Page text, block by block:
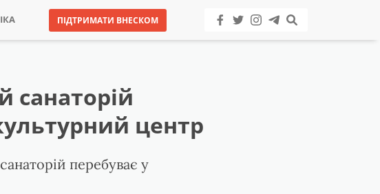
ПІДТРИМАТИ ВНЕСКОМ
санаторій
центр
перебуває у